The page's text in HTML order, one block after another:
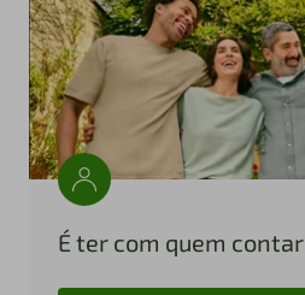
É ter com quem contar